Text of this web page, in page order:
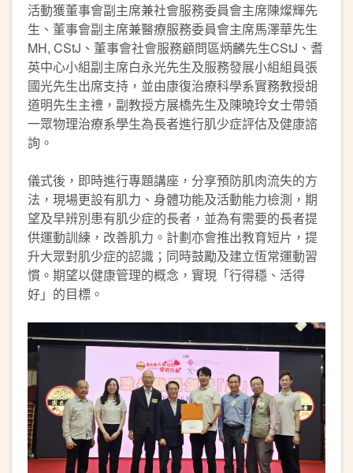
活動獲董事會副主席兼社會服務委員會主席陳燦輝先
生、董事會副主席兼醫療服務委員會主席馬澤華先生
MH, CStJ、董事會社會服務顧問區炳麟先生CStJ、耆
英中心小組副主席白永光先生及服務發展小組組員張
國光先生出席支持，並由康復治療科學系實務教授胡
道明先生主禮，副教授方展橋先生及陳曉玲女士帶領
一眾物理治療系學生為長者進行肌少症評估及健康諮
詢。
儀式後，即時進行專題講座，分享預防肌肉流失的方
法，現場更設有肌力、身體功能及活動能力檢測，期
望及早辨別患有肌少症的長者，並為有需要的長者提
供運動訓練，改善肌力。計劃亦會推出教育短片，提
升大眾對肌少症的認識；同時鼓勵及建立恆常運動習
慣。期望以健康管理的概念，實現「行得穩、活得
好」的目標。